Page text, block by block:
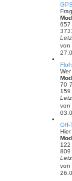
657
von
70
159
von
Off-
122
809
von